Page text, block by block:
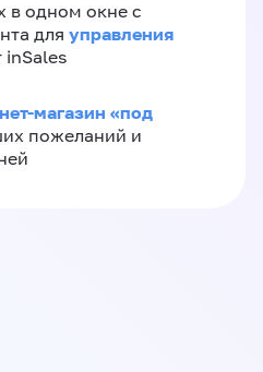
в одном окне с
для управления
inSales
магазин «‎под
пожеланий и